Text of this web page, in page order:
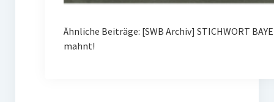
Ähnliche Beiträge: [SWB Archiv] STICHWORT
mahnt!